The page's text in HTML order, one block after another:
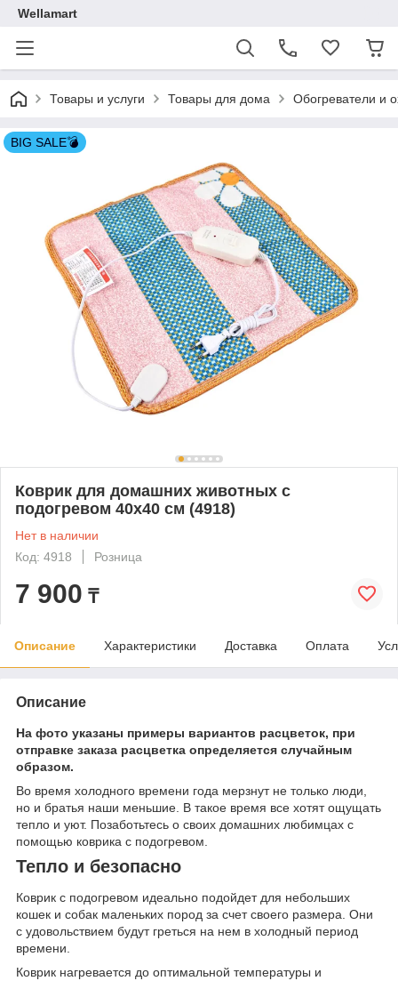
Wellamart
Товары и услуги Товары для дома Обогреватели и
BIG SALE💣
Коврик для домашних животных с
подогревом 40х40 см (4918)
Нет в наличии
Код: 4918
Розница
7 900 ₸
Описание Характеристики Доставка Оплата
Описание
На фото указаны примеры вариантов расцветок, при
отправке заказа расцветка определяется случайным
образом.
Во время холодного времени года мерзнут не только люди,
но и братья наши меньшие. В такое время все хотят ощущать
тепло и уют. Позаботьтесь о своих домашних любимцах с
помощью коврика с подогревом.
Тепло и безопасно
Коврик с подогревом идеально подойдет для небольших
кошек и собак маленьких пород за счет своего размера. Они
с удовольствием будут греться на нем в холодный период
времени.
Коврик нагревается до оптимальной температуры и